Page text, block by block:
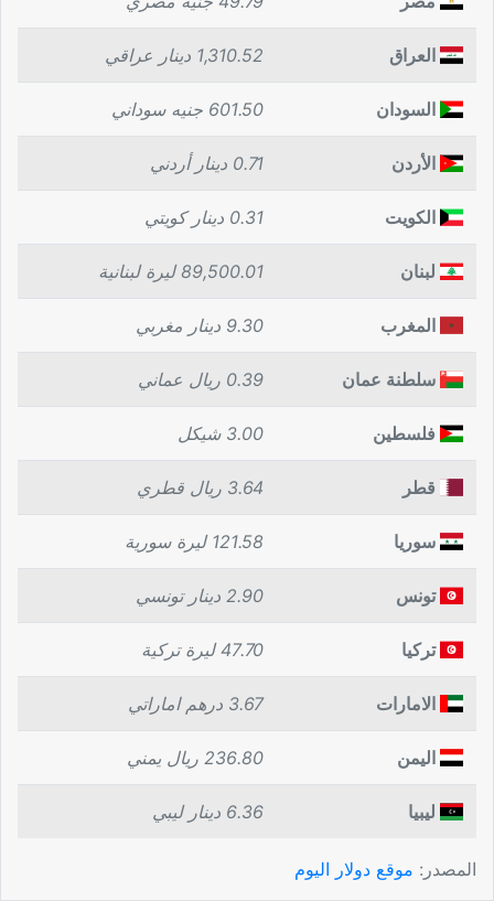
العراق 1,310.52 دينار عراقي
السودان 601.50 جنيه سوداني
الأردن 0.71 دينار أردني
الكويت 0.31 دينار كويتي
لبنان 89,500.01 ليرة لبنانية
المغرب 9.30 دينار مغربي
سلطنة عمان 0.39 ريال عماني
فلسطين 3.00 شيكل
قطر 3.64 ريال قطري
سوريا 121.58 ليرة سورية
تونس 2.90 دينار تونسي
تركيا 47.70 ليرة تركية
الامارات 3.67 درهم اماراتي
اليمن 236.80 ريال يمني
ليبيا 6.36 دينار ليبي
المصدر: موقع دولار اليوم